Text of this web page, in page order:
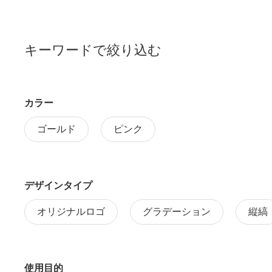
キーワードで絞り込む
カラー
ゴールド ピンク
デザインタイプ
オリジナルロゴ グラデーション 縦縞
使用目的